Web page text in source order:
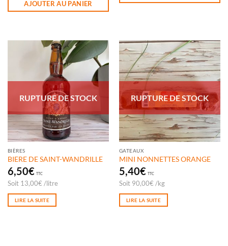
AJOUTER AU PANIER
RUPTURE DE STOCK
BIÈRES
BIERE DE SAINT-WANDRILLE
6,50€ TTC
Soit 13,00€ /litre
LIRE LA SUITE
RUPTURE DE STOCK
GATEAUX
MINI NONNETTES ORANGE
5,40€ TTC
Soit 90,00€ /kg
LIRE LA SUITE